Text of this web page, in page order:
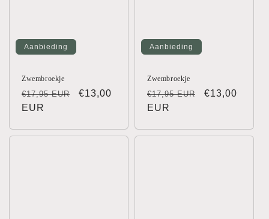
Aanbieding
Zwembroekje
Normale
prijs
€17,95 EUR Aanbiedingsprijs
€13,00
EUR
Aanbieding
Zwembroekje
Normale
prijs
€17,95 EUR
€13,00
EUR